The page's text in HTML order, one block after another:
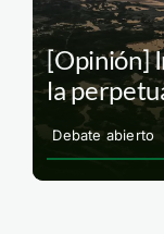
[Opinión]
la
Debate abierto